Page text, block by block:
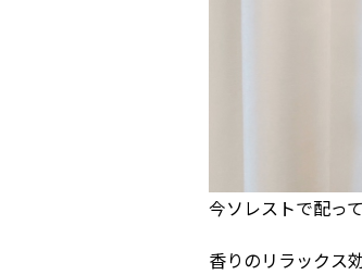
今ソレストで配っ
香りのリラックス